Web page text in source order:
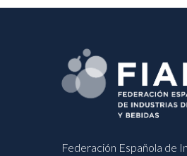
Federación Española de